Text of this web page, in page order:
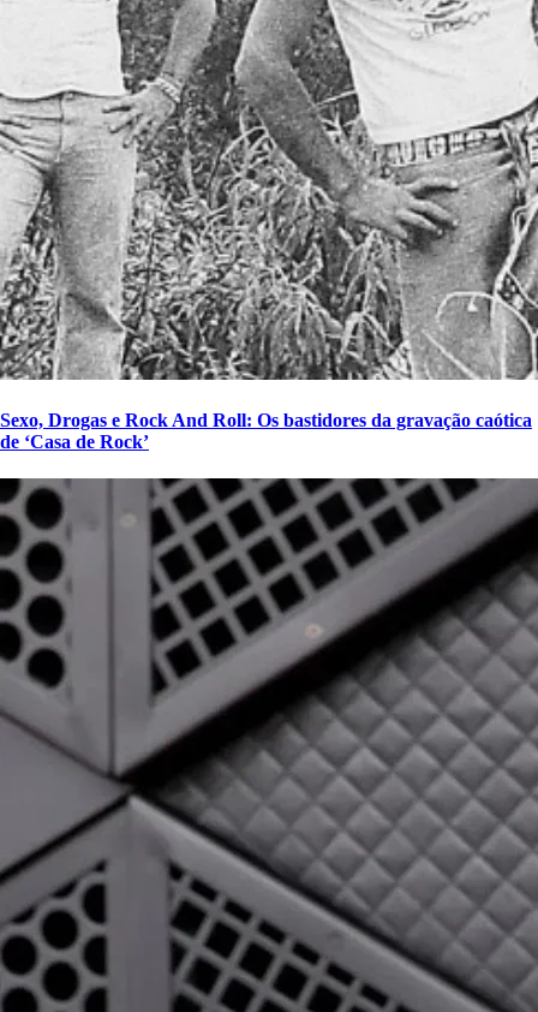
Sexo, Drogas e Rock And Roll: Os bastidores da gravação caótica
de ‘Casa de Rock’